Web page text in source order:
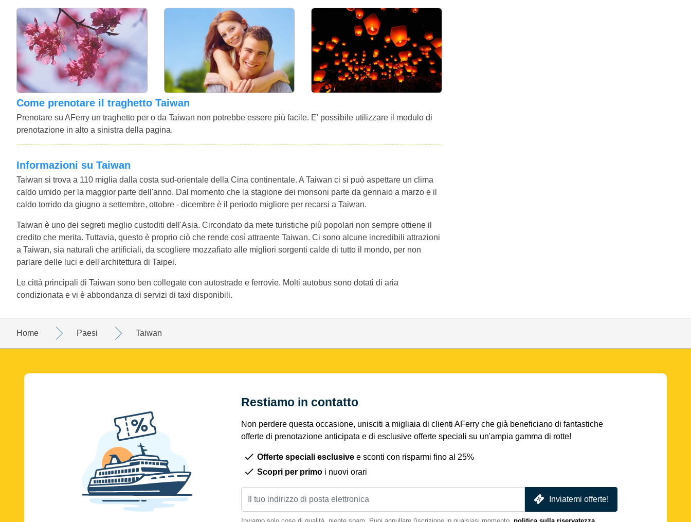
Come prenotare il traghetto Taiwan
Prenotare su AFerry un traghetto per o da Taiwan non potrebbe essere più facile. E' possibile utilizzare il modulo di
prenotazione in alto a sinistra della pagina.
Informazioni su Taiwan
Taiwan si trova a 110 miglia dalla costa sud-orientale della Cina continentale. A Taiwan ci si può aspettare un clima
caldo umido per la maggior parte dell'anno. Dal momento che la stagione dei monsoni parte da gennaio a marzo e il
caldo torrido da giugno a settembre, ottobre - dicembre è il periodo migliore per recarsi a Taiwan.
Taiwan è uno dei segreti meglio custoditi dell'Asia. Circondato da mete turistiche più popolari non sempre ottiene il
credito che merita. Tuttavia, questo è proprio ciò che rende così attraente Taiwan. Ci sono alcune incredibili attrazioni
a Taiwan, sia naturali che artificiali, da scogliere mozzafiato alle migliori sorgenti calde di tutto il mondo, per non
parlare delle luci e dell'architettura di Taipei.
Le città principali di Taiwan sono ben collegate con autostrade e ferrovie. Molti autobus sono dotati di aria
condizionata e vi è abbondanza di servizi di taxi disponibili.
Home Paesi Taiwan
Restiamo in contatto
Non perdere questa occasione, unisciti a migliaia di clienti AFerry che già beneficiano di fantastiche
offerte di prenotazione anticipata e di esclusive offerte speciali su un'ampia gamma di rotte!
Offerte speciali esclusive e sconti con risparmi fino al 25%
Scopri per primo i nuovi orari
Inviatemi offerte!